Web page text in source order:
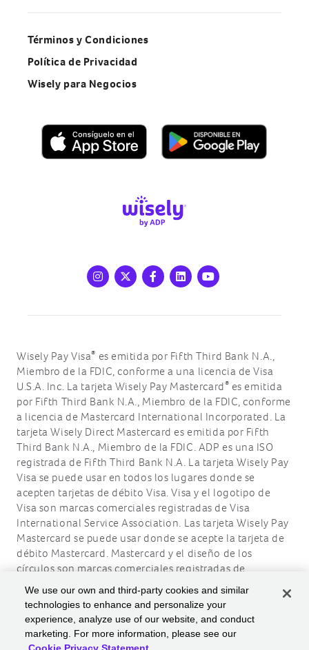
Términos y Condiciones
Política de Privacidad
Wisely para Negocios
Instagram
X Facebook
LinkedIn
Youtube
Wisely Pay Visa® es emitida por Fifth Third Bank N.A.,
Miembro de la FDIC, conforme a una licencia de Visa
U.S.A. Inc. La tarjeta Wisely Pay Mastercard® es emitida
por Fifth Third Bank N.A., Miembro de la FDIC, conforme
a licencia de Mastercard International Incorporated. La
tarjeta Wisely Direct Mastercard es emitida por Fifth
Third Bank N.A., Miembro de la FDIC. ADP es una ISO
registrada de Fifth Third Bank N.A. La tarjeta Wisely Pay
Visa se puede usar en todos los lugares donde se
acepten tarjetas de débito Visa. Visa y el logotipo de
Visa son marcas comerciales registradas de Visa
International Service Association. Las tarjeta Wisely Pay
Mastercard se puede usar donde se acepte la tarjeta de
débito Mastercard. Mastercard y el diseño de los
círculos son marcas comerciales registradas de
Mastercard International Incorporated.
ADP, el logotipo de ADP, Wisely, myWisely y el logotipo
de Wisely son marcas comerciales registradas de ADP,
Inc.
We use our own and third-party cookies and similar
technologies to enhance and personalize your
experience, analyze use of our website, and conduct
marketing. For more information, please see our